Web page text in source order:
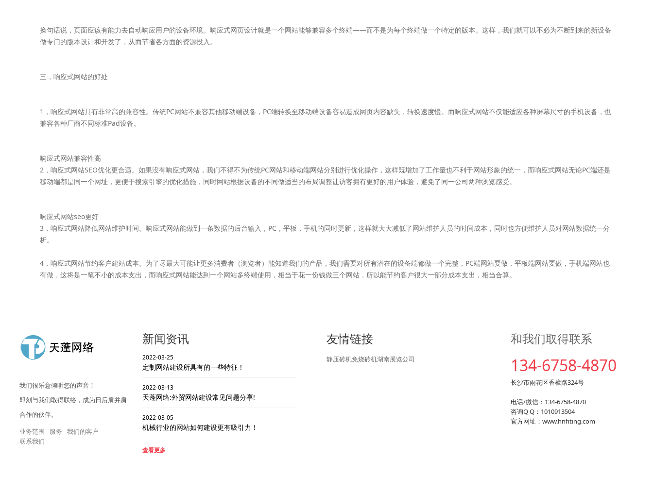
换句话说，页面应该有能力去自动响应用户的设备环境。响应式网页设计就是一个网站能够兼容多个终端——而不是为每个终端做一个特定的版本。这样，我们就可以不必为不断到来的新设备
做专门的版本设计和开发了，从而节省各方面的资源投入。
三，响应式网站的好处
1，响应式网站具有非常高的兼容性。传统PC网站不兼容其他移动端设备，PC端转换至移动端设备容易造成网页内容缺失，转换速度慢。而响应式网站不仅能适应各种屏幕尺寸的手机设备，也
兼容各种厂商不同标准Pad设备。
响应式网站兼容性高
2，响应式网站SEO优化更合适。如果没有响应式网站，我们不得不为传统PC网站和移动端网站分别进行优化操作，这样既增加了工作量也不利于网站形象的统一，而响应式网站无论PC端还是
移动端都是同一个网址，更便于搜索引擎的优化措施，同时网站根据设备的不同做适当的布局调整让访客拥有更好的用户体验，避免了同一公司两种浏览感受。
响应式网站seo更好
3，响应式网站降低网站维护时间。响应式网站能做到一条数据的后台输入，PC，平板，手机的同时更新，这样就大大减低了网站维护人员的时间成本，同时也方便维护人员对网站数据统一分
析。
4，响应式网站节约客户建站成本。为了尽最大可能让更多消费者（浏览者）能知道我们的产品，我们需要对所有潜在的设备端都做一个完整，PC端网站要做，平板端网站要做，手机端网站也
有做，这将是一笔不小的成本支出，而响应式网站能达到一个网站多终端使用，相当于花一份钱做三个网站，所以能节约客户很大一部分成本支出，相当合算。
我们很乐意倾听您的声音！
即刻与我们取得联络，成为日后肩并肩
合作的伙伴。
业务范围
服务
我们的客户
联系我们
新闻资讯
2022-03-25
定制网站建设所具有的一些特征！
2022-03-13
天蓬网络:外贸网站建设常见问题分享!
2022-03-05
机械行业的网站如何建设更有吸引力！
查看更多
友情链接
静压砖机免烧砖机湖南展览公司
和我们取得联系
134-6758-4870
长沙市雨花区香樟路324号
电话/微信：134-6758-4870
咨询Q Q：1010913504
官方网址：www.hnfiting.com